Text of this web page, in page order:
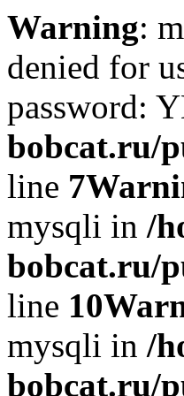
Warning:
denied for
password:
bobcat.ru/
line 7
mysqli in /
bobcat.ru/
line 10
mysqli in /
bobcat.ru/